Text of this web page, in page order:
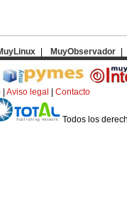
MuyObservador
Aviso legal Contacto
Todos los